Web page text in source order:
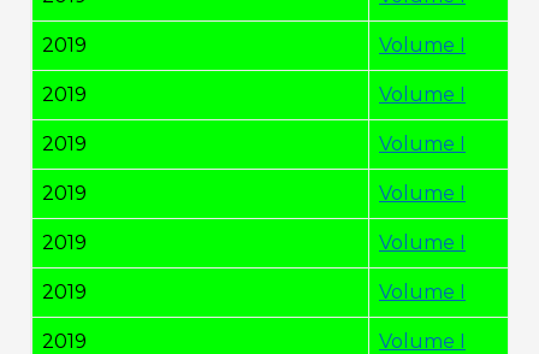
2019 Volume I
2019 Volume I
2019 Volume I
2019 Volume I
2019 Volume I
2019 Volume I
2019 Volume I